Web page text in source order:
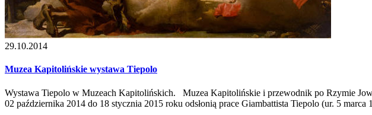
29.10.2014
Muzea Kapitolińskie wystawa Tiepolo
Wystawa Tiepolo w Muzeach Kapitolińskich. Muzea Kapitolińskie i przewodnik po Rzymie
02 października 2014 do 18 stycznia 2015 roku odsłonią prace Giambattista Tiepolo (ur. 5